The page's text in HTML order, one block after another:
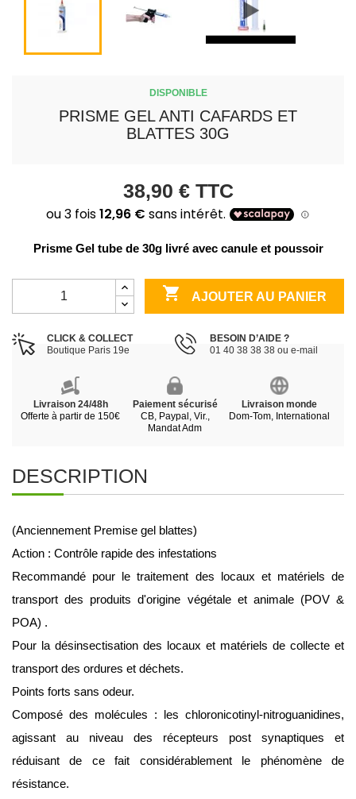
DISPONIBLE
PRISME GEL ANTI CAFARDS ET
BLATTES 30G
38,90 € TTC
Prisme Gel tube de 30g livré avec canule et poussoir
 AJOUTER AU PANIER
CLICK & COLLECT
Boutique Paris 19e
BESOIN D’AIDE ?
01 40 38 38 38 ou e-mail
Livraison 24/48h
Offerte à partir de 150€
Paiement sécurisé
CB, Paypal, Vir.,
Mandat Adm
Livraison monde
Dom-Tom, International
DESCRIPTION
(Anciennement Premise gel blattes)
Action : Contrôle rapide des infestations
Recommandé pour le traitement des locaux et matériels de
transport des produits d'origine végétale et animale (POV &
POA) .
Pour la désinsectisation des locaux et matériels de collecte et
transport des ordures et déchets.
Points forts sans odeur.
Composé des molécules : les chloronicotinyl-nitroguanidines,
agissant au niveau des récepteurs post synaptiques et
réduisant de ce fait considérablement le phénomène de
résistance.